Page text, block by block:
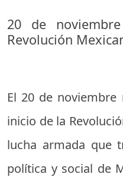
20 de
Revolución
El 20 de
inicio de la
lucha armada que
política y social de